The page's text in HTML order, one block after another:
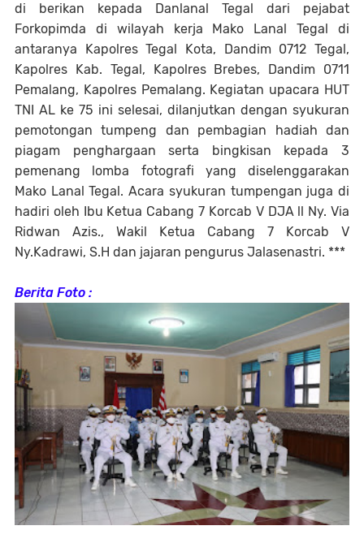
di berikan kepada Danlanal Tegal dari pejabat
Forkopimda di wilayah kerja Mako Lanal Tegal di
antaranya Kapolres Tegal Kota, Dandim 0712 Tegal,
Kapolres Kab. Tegal, Kapolres Brebes, Dandim 0711
Pemalang, Kapolres Pemalang. Kegiatan upacara HUT
TNI AL ke 75 ini selesai, dilanjutkan dengan syukuran
pemotongan tumpeng dan pembagian hadiah dan
piagam penghargaan serta bingkisan kepada 3
pemenang lomba fotografi yang diselenggarakan
Mako Lanal Tegal. Acara syukuran tumpengan juga di
hadiri oleh Ibu Ketua Cabang 7 Korcab V DJA ll Ny. Via
Ridwan Azis., Wakil Ketua Cabang 7 Korcab V
Ny.Kadrawi, S.H dan jajaran pengurus Jalasenastri. ***
Berita Foto :